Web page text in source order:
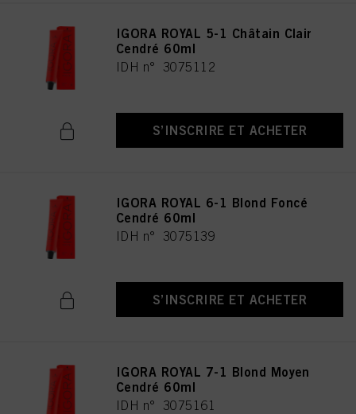
IGORA ROYAL 5-1 Châtain Clair
Cendré 60ml
IDH n° 3075112
S’INSCRIRE ET ACHETER
IGORA ROYAL 6-1 Blond Foncé
Cendré 60ml
IDH n° 3075139
S’INSCRIRE ET ACHETER
IGORA ROYAL 7-1 Blond Moyen
Cendré 60ml
IDH n° 3075161